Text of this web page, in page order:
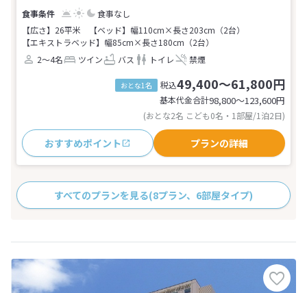
食事なし
【広さ】26平米
【ベッド】幅110cm×長さ203cm（2台）
【エキストラベッド】幅85cm×長さ180cm（2台）
2～4名
ツイン バス トイレ 禁煙
おとな1名 税込49,400～61,800円
基本代金合計98,800〜123,600円
(おとな2名 こども0名・1部屋/1泊2日)
おすすめポイント プランの詳細
すべてのプランを見る(8プラン、6部屋タイプ)